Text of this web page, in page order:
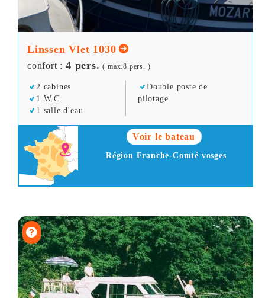
Linssen Vlet 1030
confort : 4 pers. ( max.8 pers. )
2 cabines
1 W.C
1 salle d'eau
Double poste de
pilotage
Voir le bateau
Région Franche-Comté vosges